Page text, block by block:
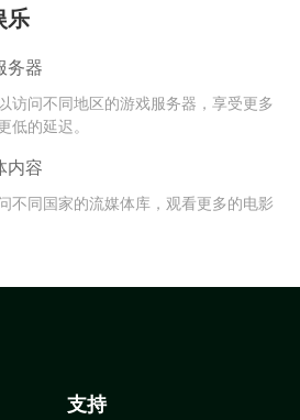
乐
务器
访问不同地区的游戏服务器，享受更多
低的延迟。
内容
不同国家的流媒体库，观看更多的电影
支持